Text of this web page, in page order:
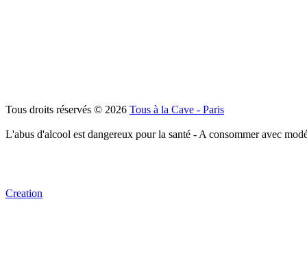
Tous droits réservés © 2026 Tous à la Cave - Paris
L'abus d'alcool est dangereux pour la santé - A consommer avec
Creation